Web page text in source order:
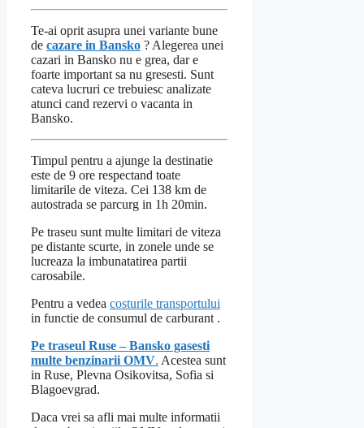
Te-ai oprit asupra unei variante bune
de cazare in Bansko ? Alegerea unei
cazari in Bansko nu e grea, dar e
foarte important sa nu gresesti. Sunt
cateva lucruri ce trebuiesc analizate
atunci cand rezervi o vacanta in
Bansko.
Timpul pentru a ajunge la destinatie
este de 9 ore respectand toate
limitarile de viteza. Cei 138 km de
autostrada se parcurg in 1h 20min.
Pe traseu sunt multe limitari de viteza
pe distante scurte, in zonele unde se
lucreaza la imbunatatirea partii
carosabile.
Pentru a vedea costurile transportului
in functie de consumul de carburant .
Pe traseul Ruse – Bansko gasesti
multe benzinarii OMV. Acestea sunt
in Ruse, Plevna Osikovitsa, Sofia si
Blagoevgrad.
Daca vrei sa afli mai multe informatii